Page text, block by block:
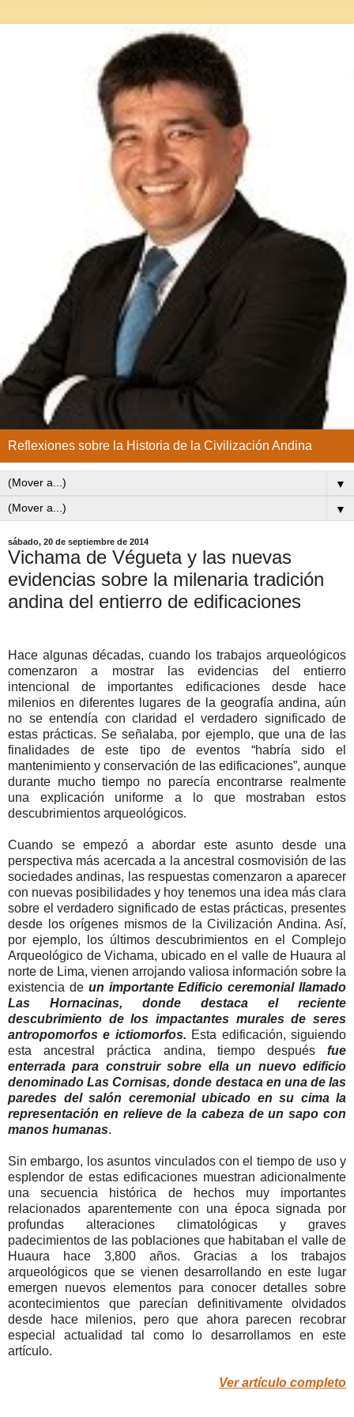
Reflexiones sobre la Historia de la Civilización Andina
▼
▼
sábado, 20 de septiembre de 2014
Vichama de Végueta y las nuevas
evidencias sobre la milenaria tradición
andina del entierro de edificaciones
Hace algunas décadas, cuando los trabajos arqueológicos
comenzaron a mostrar las evidencias del entierro
intencional de importantes edificaciones desde hace
milenios en diferentes lugares de la geografía andina, aún
no se entendía con claridad el verdadero significado de
estas prácticas. Se señalaba, por ejemplo, que una de las
finalidades de este tipo de eventos “habría sido el
mantenimiento y conservación de las edificaciones”, aunque
durante mucho tiempo no parecía encontrarse realmente
una explicación uniforme a lo que mostraban estos
descubrimientos arqueológicos.
Cuando se empezó a abordar este asunto desde una
perspectiva más acercada a la ancestral cosmovisión de las
sociedades andinas, las respuestas comenzaron a aparecer
con nuevas posibilidades y hoy tenemos una idea más clara
sobre el verdadero significado de estas prácticas, presentes
desde los orígenes mismos de la Civilización Andina. Así,
por ejemplo, los últimos descubrimientos en el Complejo
Arqueológico de Vichama, ubicado en el valle de Huaura al
norte de Lima, vienen arrojando valiosa información sobre la
existencia de un importante Edificio ceremonial llamado
Las Hornacinas, donde destaca el reciente
descubrimiento de los impactantes murales de seres
antropomorfos e ictiomorfos. Esta edificación, siguiendo
esta ancestral práctica andina, tiempo después fue
enterrada para construir sobre ella un nuevo edificio
denominado Las Cornisas, donde destaca en una de las
paredes del salón ceremonial ubicado en su cima la
representación en relieve de la cabeza de un sapo con
manos humanas.
Sin embargo, los asuntos vinculados con el tiempo de uso y
esplendor de estas edificaciones muestran adicionalmente
una secuencia histórica de hechos muy importantes
relacionados aparentemente con una época signada por
profundas alteraciones climatológicas y graves
padecimientos de las poblaciones que habitaban el valle de
Huaura hace 3,800 años. Gracias a los trabajos
arqueológicos que se vienen desarrollando en este lugar
emergen nuevos elementos para conocer detalles sobre
acontecimientos que parecían definitivamente olvidados
desde hace milenios, pero que ahora parecen recobrar
especial actualidad tal como lo desarrollamos en este
artículo.
Ver artículo completo